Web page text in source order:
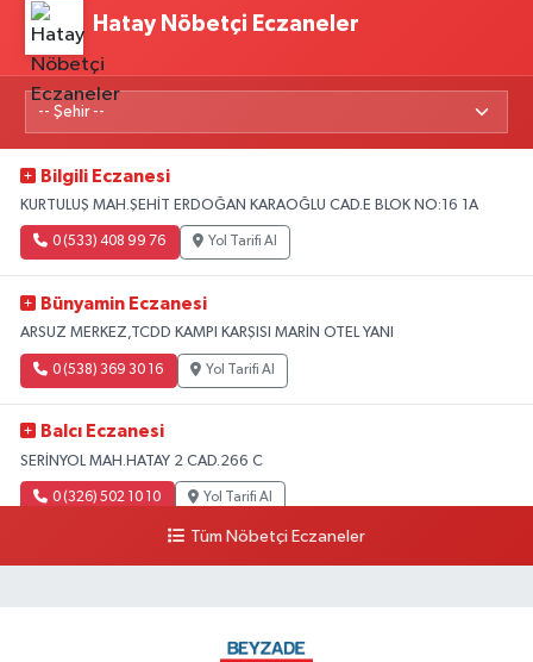
Hatay Nöbetçi Eczaneler
Bilgili Eczanesi
KURTULUŞ MAH.ŞEHİT ERDOĞAN KARAOĞLU CAD.E BLOK NO:16 1A
0 (533) 408 99 76 Yol Tarifi Al
Bünyamin Eczanesi
ARSUZ MERKEZ,TCDD KAMPI KARŞISI MARİN OTEL YANI
0 (538) 369 30 16 Yol Tarifi Al
Balcı Eczanesi
SERİNYOL MAH.HATAY 2 CAD.266 C
0 (326) 502 10 10 Yol Tarifi Al
Tüm Nöbetçi Eczaneler